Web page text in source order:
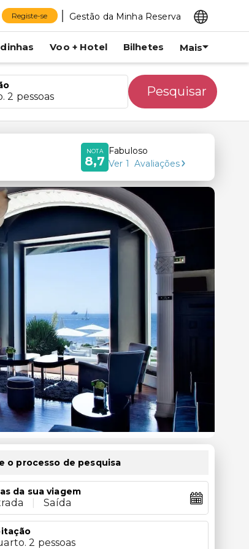
Registe-se Gestão da Minha Reserva
Voo + Hotel Bilhetes Mais
2 pessoas Pesquisar
NOTA
8,7
Fabuloso
Ver 1 Avaliações
o processo de pesquisa
da sua viagem
Saída
2 pessoas